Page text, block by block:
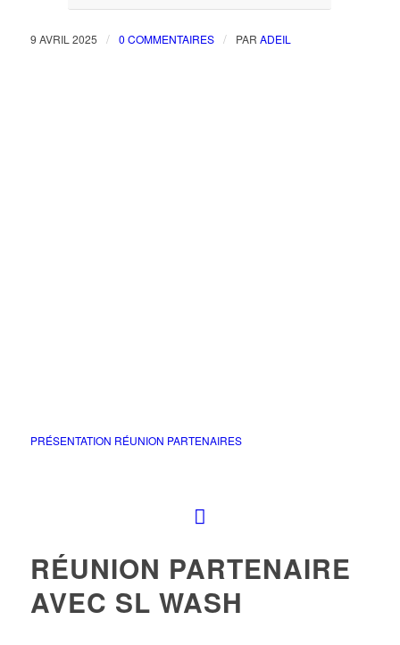
9 AVRIL 2025 / 0 COMMENTAIRES / PAR ADEIL
PRÉSENTATION RÉUNION PARTENAIRES
RÉUNION PARTENAIRE
AVEC SL WASH